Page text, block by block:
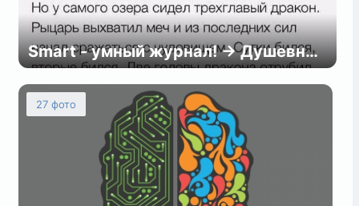
Smart - умный журнал! → Душевные истории
27 фото